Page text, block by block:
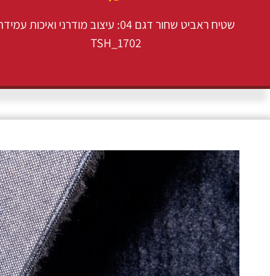
שטיח ראביט שחור דגם 04: עיצוב מודרני ואיכות עמידה
TSH_1702